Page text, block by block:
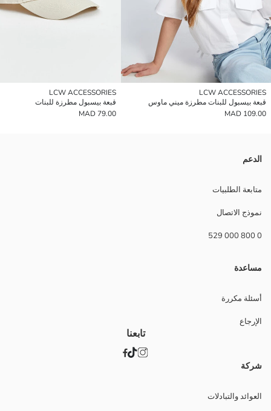
LCW ACCESSORIES
قبعة بيسبول للبنات مطرزة ميني ماوس
109.00 MAD
LCW ACCESSORIES
قبعة بيسبول مطرزة للبنات
79.00 MAD
الدعم
متابعة الطلبيات
نموذج الاتصال
0 800 000 529
مساعدة
أسئلة مكررة
الإرجاع
شركة
العوائد والتبادلات
تابعنا